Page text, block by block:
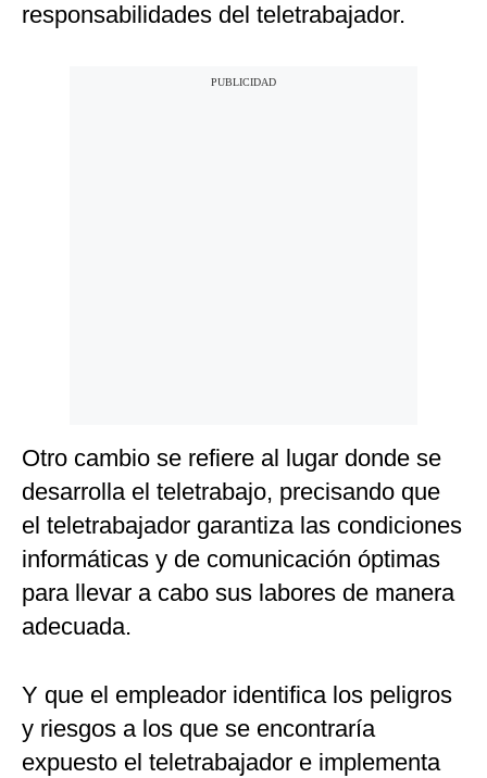
responsabilidades del teletrabajador.
Otro cambio se refiere al lugar donde se
desarrolla el teletrabajo, precisando que
el teletrabajador garantiza las condiciones
informáticas y de comunicación óptimas
para llevar a cabo sus labores de manera
adecuada.
Y que el empleador identifica los peligros
y riesgos a los que se encontraría
expuesto el teletrabajador e implementa